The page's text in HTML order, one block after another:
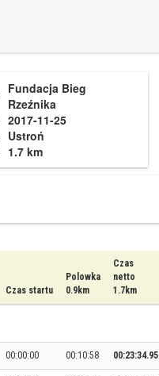
Fundacja Bieg
Rzeźnika
2017-11-25
Ustroń
1.7 km
Czas startu
Polowka
0.9km
Czas
netto
1.7km
00:00:00 00:10:58 00:23:34.95